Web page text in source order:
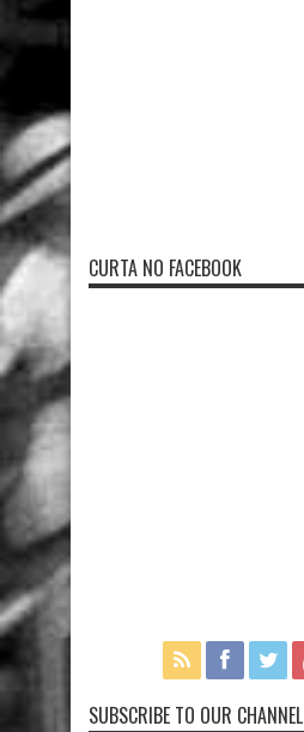
CURTA NO FACEBOOK
SUBSCRIBE TO OUR CHANNEL